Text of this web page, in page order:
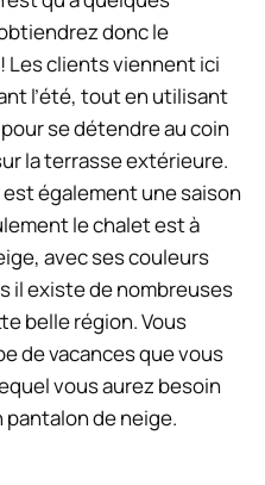
donc le
Les clients viennent ici
l’été, tout en utilisant
se détendre au coin
la terrasse extérieure.
est également une saison
le chalet est à
avec ses couleurs
il existe de nombreuses
belle région. Vous
de vacances que vous
vous aurez besoin
pantalon de neige.